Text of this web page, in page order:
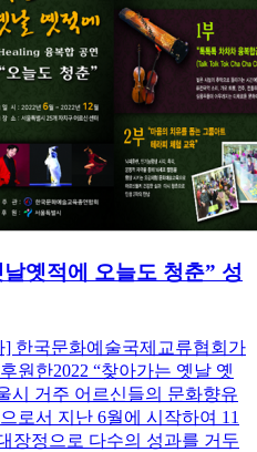
옛적에 오늘도 청춘” 성
한국문화예술국제교류협회가
원한2022 “찾아가는 옛날 옛
시 거주 어르신들의 문화향유
로서 지난 6월에 시작하여 11
장정으로 다수의 성과를 거두